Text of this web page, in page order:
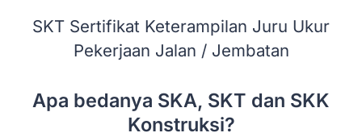
SKT Sertifikat Keterampilan Juru Ukur
Pekerjaan Jalan / Jembatan
Apa bedanya SKA, SKT dan SKK
Konstruksi?